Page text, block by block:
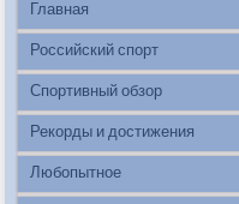
Главная
Российский спорт
Спортивный обзор
Рекорды и достижения
Любопытное